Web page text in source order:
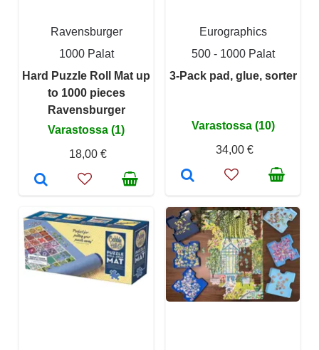
Ravensburger
1000 Palat
Hard Puzzle Roll Mat up
to 1000 pieces
Ravensburger
Varastossa (1)
18,00 €
Eurographics
500 - 1000 Palat
3-Pack pad, glue, sorter
Varastossa (10)
34,00 €